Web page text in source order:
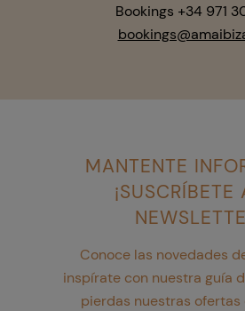
Bookings +34 971
MANTENTE
¡SUSCRÍBETE
Conoce las novedades
inspírate con nuestra guía
pierdas nuestras ofertas